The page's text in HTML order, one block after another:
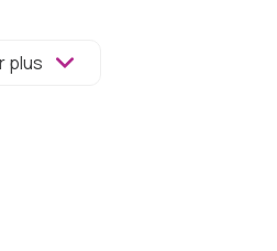
installés en 2009.
pour un confort optimal en hiver.
Charlotte Lichon Immobilier.
plus